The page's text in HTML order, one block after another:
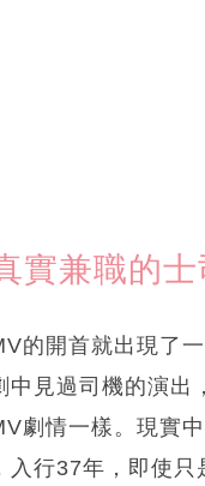
實兼職的
的開首就出現了
中見過司機的演出
劇情一樣。現實
入行37年，即使只